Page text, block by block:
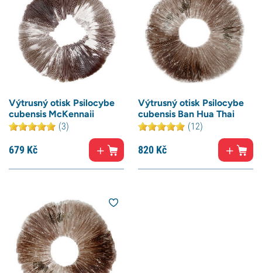
Výtrusný otisk Psilocybe
cubensis McKennaii
(3)
679 Kč
Výtrusný otisk Psilocybe
cubensis Ban Hua Thai
(12)
820 Kč